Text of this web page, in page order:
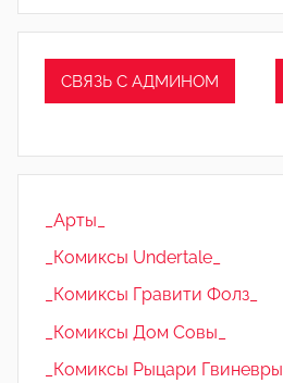
СВЯЗЬ С АДМИНОМ
_Арты_
_Комиксы Undertale_
_Комиксы Гравити Фолз_
_Комиксы Дом Совы_
_Комиксы Рыцари Гвиневры